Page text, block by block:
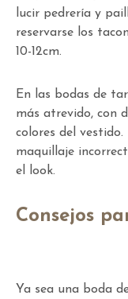
lucir pedrería y
reservarse los
10-12cm.
En las bodas de
más atrevido, con
colores del
maquillaje
el look.
Consejos
Ya sea una boda